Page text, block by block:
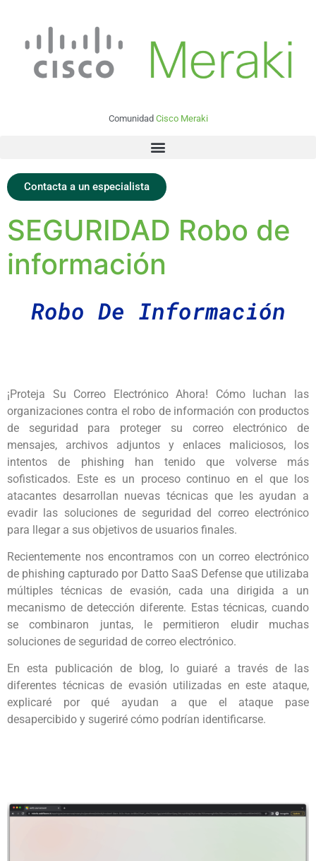
Comunidad Cisco Meraki
Contacta a un especialista
SEGURIDAD Robo de
información
Robo De Información
¡Proteja Su Correo Electrónico Ahora! Cómo luchan las
organizaciones contra el robo de información con productos
de seguridad para proteger su correo electrónico de
mensajes, archivos adjuntos y enlaces maliciosos, los
intentos de phishing han tenido que volverse más
sofisticados. Este es un proceso continuo en el que los
atacantes desarrollan nuevas técnicas que les ayudan a
evadir las soluciones de seguridad del correo electrónico
para llegar a sus objetivos de usuarios finales.
Recientemente nos encontramos con un correo electrónico
de phishing capturado por Datto SaaS Defense que utilizaba
múltiples técnicas de evasión, cada una dirigida a un
mecanismo de detección diferente. Estas técnicas, cuando
se combinaron juntas, le permitieron eludir muchas
soluciones de seguridad de correo electrónico.
En esta publicación de blog, lo guiaré a través de las
diferentes técnicas de evasión utilizadas en este ataque,
explicaré por qué ayudan a que el ataque pase
desapercibido y sugeriré cómo podrían identificarse.